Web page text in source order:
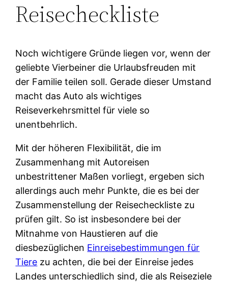
Reisecheckliste
Noch wichtigere Gründe liegen vor, wenn der
geliebte Vierbeiner die Urlaubsfreuden mit
der Familie teilen soll. Gerade dieser Umstand
macht das Auto als wichtiges
Reiseverkehrsmittel für viele so
unentbehrlich.
Mit der höheren Flexibilität, die im
Zusammenhang mit Autoreisen
unbestrittener Maßen vorliegt, ergeben sich
allerdings auch mehr Punkte, die es bei der
Zusammenstellung der Reisecheckliste zu
prüfen gilt. So ist insbesondere bei der
Mitnahme von Haustieren auf die
diesbezüglichen Einreisebestimmungen für
Tiere zu achten, die bei der Einreise jedes
Landes unterschiedlich sind, die als Reiseziele